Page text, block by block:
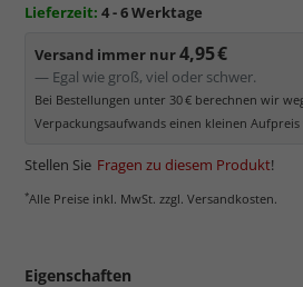
Lieferzeit: 4 - 6 Werktage
Versand immer nur4,95 €
— Egal wie groß, viel oder schwer.
Bei Bestellungen unter 30 € berechnen wir
Verpackungsaufwands einen kleinen Aufpreis
Stellen Sie Fragen zu diesem Produkt!
*Alle Preise inkl. MwSt. zzgl. Versandkosten.
Eigenschaften